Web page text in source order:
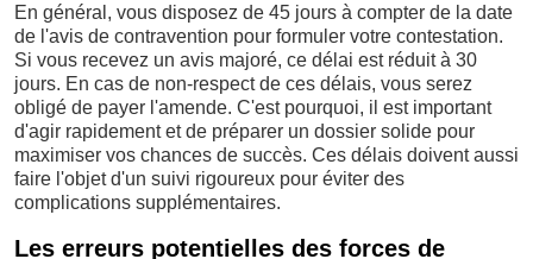
En général, vous disposez de 45 jours à compter de la date
de l'avis de contravention pour formuler votre contestation.
Si vous recevez un avis majoré, ce délai est réduit à 30
jours. En cas de non-respect de ces délais, vous serez
obligé de payer l'amende. C'est pourquoi, il est important
d'agir rapidement et de préparer un dossier solide pour
maximiser vos chances de succès. Ces délais doivent aussi
faire l'objet d'un suivi rigoureux pour éviter des
complications supplémentaires.
Les erreurs potentielles des forces de